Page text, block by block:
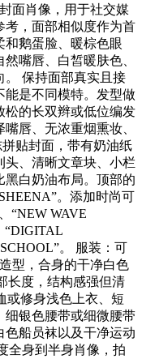
面肖像，用于社交媒
考，面部相似度作为首
和鹅蛋脸、暖棕色眼
嘴唇、白皙暖肤色、
。 保持面部真实且接
能是不同模特。发型做
松的长双辫或低位编发
唇、无浓重烟熏妆、
贴封面，带有奶油纸
头、清晰文章块、小栏
黑白奶油布局。顶部的
。添加时尚可
“NEW WAVE
“DIGITAL
。 服装：可
型，合身的干净白色
长度，结构感强但清
或修身浅色上衣、短
细银色腰带或细微腰带
船员袜以及干净运动
全身到半身肖像，拍